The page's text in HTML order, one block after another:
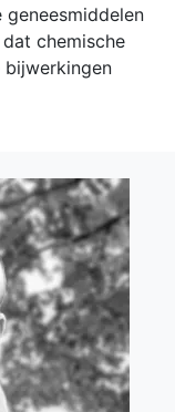
chemische
bijwerkingen